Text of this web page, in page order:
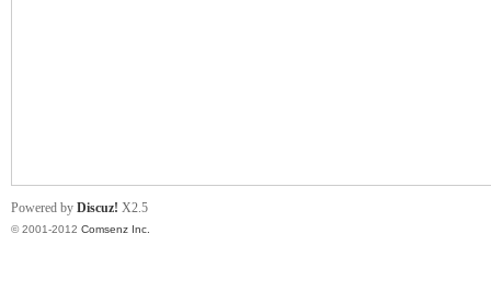
Powered by Discuz! X2.5
© 2001-2012 Comsenz Inc.